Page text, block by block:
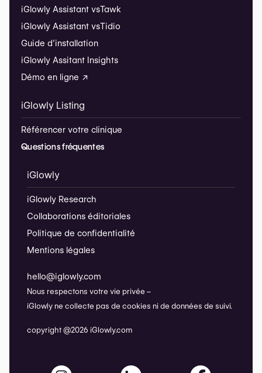
iGlowly Assistant vsTawk
iGlowly Assistant vsTidio
Guide d’installation
iGlowly Assitant Insights
Démo en ligne ↗
iGlowly Listing
Référencer votre clinique
Questions fréquentes
iGlowly
iGlowly Research
Collaborations éditoriales
Politique de confidentialité
Mentions légales
hello@iglowly.com
Nous respectons votre vie privée –
iGlowly ne collecte pas de cookies ni de données de suivi.
copyright @2026 iGlowly.com